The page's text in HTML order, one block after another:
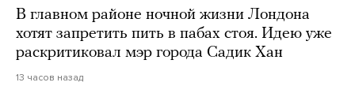
В главном районе ночной жизни Лондона
хотят запретить пить в пабах стоя. Идею уже
раскритиковал мэр города Садик Хан
13 часов назад